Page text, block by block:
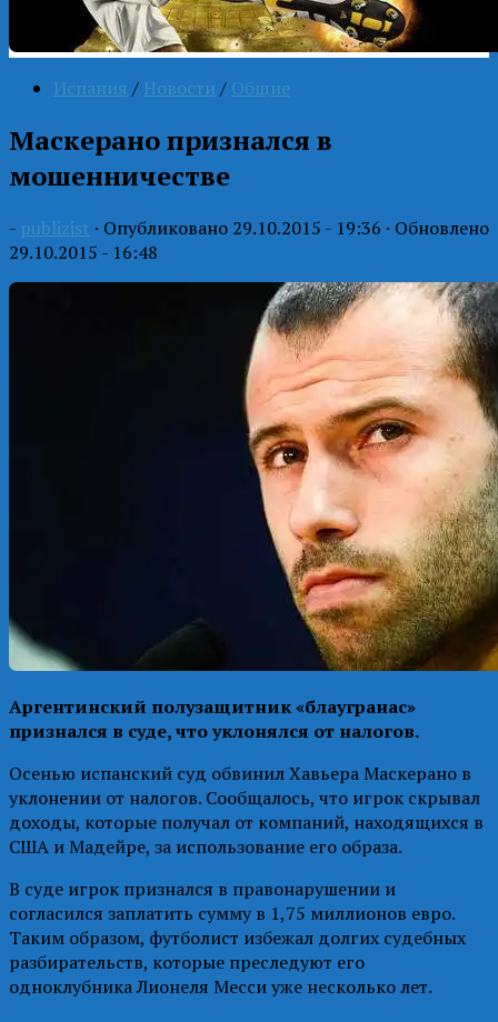
Испания / Новости / Общие
Маскерано признался в
мошенничестве
- publizist · Опубликовано 29.10.2015 - 19:36 · Обновлено
29.10.2015 - 16:48
Аргентинский полузащитник «блаугранас»
признался в суде, что уклонялся от налогов.
Осенью испанский суд обвинил Хавьера Маскерано в
уклонении от налогов. Сообщалось, что игрок скрывал
доходы, которые получал от компаний, находящихся в
США и Мадейре, за использование его образа.
В суде игрок признался в правонарушении и
согласился заплатить сумму в 1,75 миллионов евро.
Таким образом, футболист избежал долгих судебных
разбирательств, которые преследуют его
одноклубника Лионеля Месси уже несколько лет.